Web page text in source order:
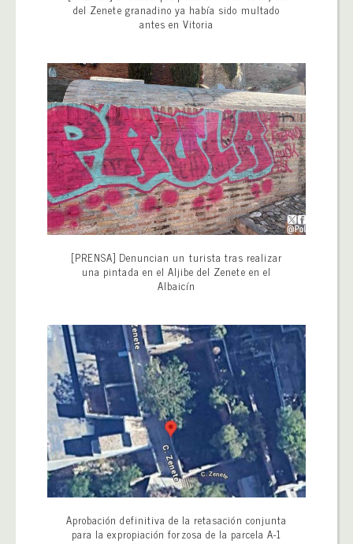
del Zenete granadino ya había sido multado
antes en Vitoria
[PRENSA] Denuncian un turista tras realizar
una pintada en el Aljibe del Zenete en el
Albaicín
Aprobación definitiva de la retasación conjunta
para la expropiación forzosa de la parcela A-1